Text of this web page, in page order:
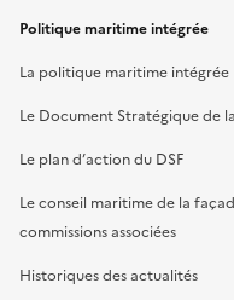
Politique maritime intégrée
La politique maritime intégrée
Le Document Stratégique de
Le plan d’action du DSF
Le conseil maritime de la
commissions associées
Historiques des actualités